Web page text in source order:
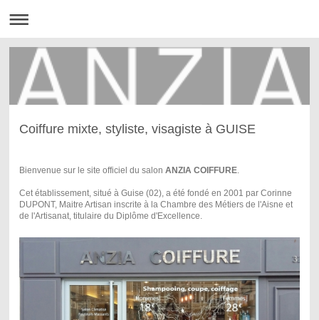
Coiffure mixte, styliste, visagiste à GUISE
Bienvenue sur le site officiel du salon ANZIA COIFFURE.
Cet établissement, situé à Guise (02), a été fondé en 2001 par Corinne
DUPONT, Maitre Artisan inscrite à la Chambre des Métiers de l'Aisne et
de l'Artisanat, titulaire du Diplôme d'Excellence.